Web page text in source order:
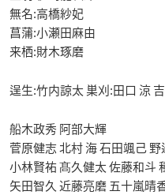
無名:高橋紗妃
菖蒲:小瀬田麻由
来栖:財木琢磨
逞生:竹内諒太 巣刈:田口 涼
船木政秀 阿部大輝
菅原健志 北村 海 石田颯己
小林賢祐 髙久健太 佐藤和斗
矢田智久 近藤亮磨 五十嵐晴